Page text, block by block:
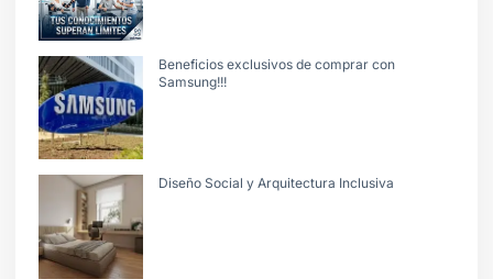
Beneficios exclusivos de comprar con
Samsung!!!
Diseño Social y Arquitectura Inclusiva